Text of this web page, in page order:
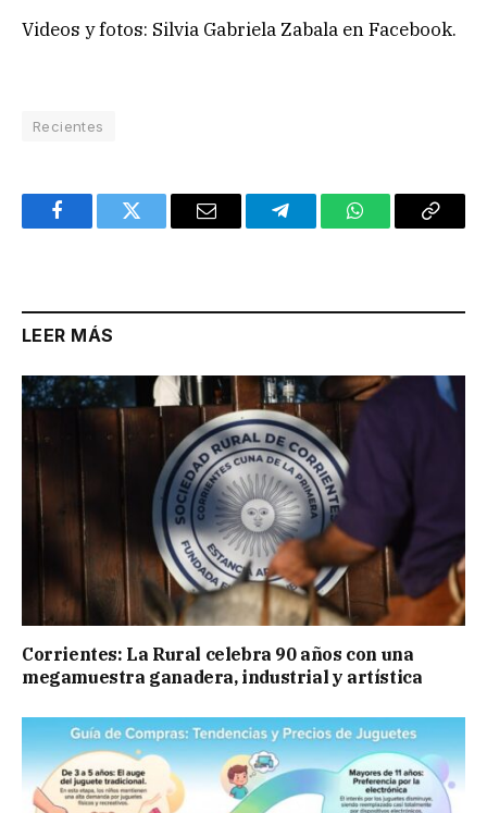
Videos y fotos: Silvia Gabriela Zabala en Facebook.
Recientes
FacebookTwitter Email TelegramWhatsAppCopy
LEER MÁS
Corrientes: La Rural celebra 90 años con una
megamuestra ganadera, industrial y artística